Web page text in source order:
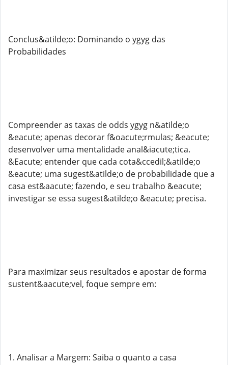
Conclus&atilde;o: Dominando o ygyg das
Probabilidades
Compreender as taxas de odds ygyg n&atilde;o
&eacute; apenas decorar f&oacute;rmulas; &eacute;
desenvolver uma mentalidade anal&iacute;tica.
&Eacute; entender que cada cota&ccedil;&atilde;o
&eacute; uma sugest&atilde;o de probabilidade que a
casa est&aacute; fazendo, e seu trabalho &eacute;
investigar se essa sugest&atilde;o &eacute; precisa.
Para maximizar seus resultados e apostar de forma
sustent&aacute;vel, foque sempre em:
1. Analisar a Margem: Saiba o quanto a casa